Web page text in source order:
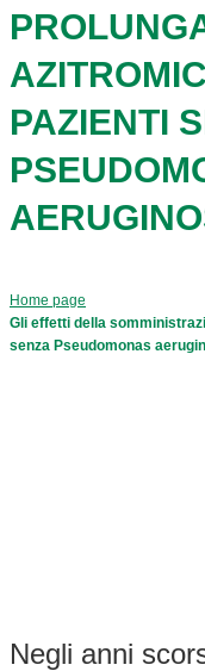
PAZIENTI
Home page
Gli effetti della
senza Pseudomonas
Negli anni